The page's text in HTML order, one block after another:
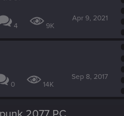
4 9K
Apr 9, 2021
0 14K
Sep 8, 2017